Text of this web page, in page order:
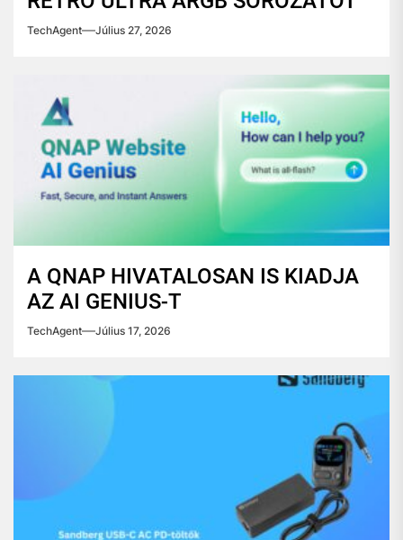
TechAgent Július 27, 2026
A QNAP HIVATALOSAN IS KIADJA
AZ AI GENIUS-T
TechAgent Július 17, 2026